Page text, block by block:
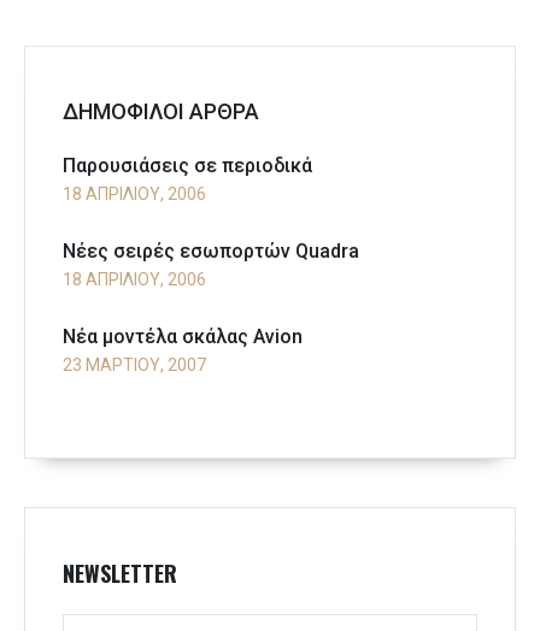
ΔΗΜΟΦΙΛΟΙ ΑΡΘΡΑ
Παρουσιάσεις σε περιοδικά
18 ΑΠΡΙΛΊΟΥ, 2006
Νέες σειρές εσωπορτών Quadra
18 ΑΠΡΙΛΊΟΥ, 2006
Νέα μοντέλα σκάλας Avion
23 ΜΑΡΤΊΟΥ, 2007
NEWSLETTER